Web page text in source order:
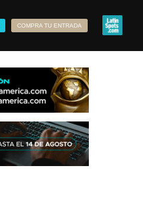
COMPRA TU ENTRADA